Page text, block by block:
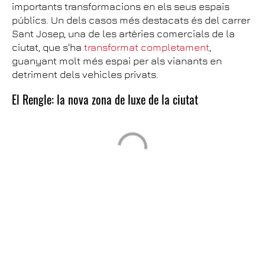
importants transformacions en els seus espais
públics. Un dels casos més destacats és del carrer
Sant Josep, una de les artèries comercials de la
ciutat, que s'ha transformat completament,
guanyant molt més espai per als vianants en
detriment dels vehicles privats.
El Rengle: la nova zona de luxe de la ciutat